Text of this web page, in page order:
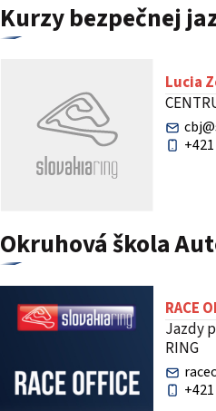
Kurzy bezpečnej
Lucia
Okruhová škola
RACE
Jazdy
RING